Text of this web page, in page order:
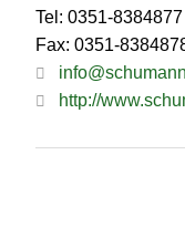
Tel: 0351-8384877
Fax: 0351-
http://